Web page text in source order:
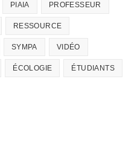
PIAIA PROFESSEUR
RESSOURCE
SYMPA VIDÉO
ÉCOLOGIE ÉTUDIANTS